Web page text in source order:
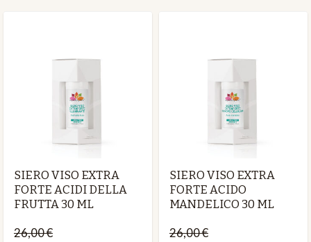
SIERO VISO EXTRA
FORTE ACIDI DELLA
FRUTTA 30 ML
26,00 €
SIERO VISO EXTRA
FORTE ACIDO
MANDELICO 30 ML
26,00 €